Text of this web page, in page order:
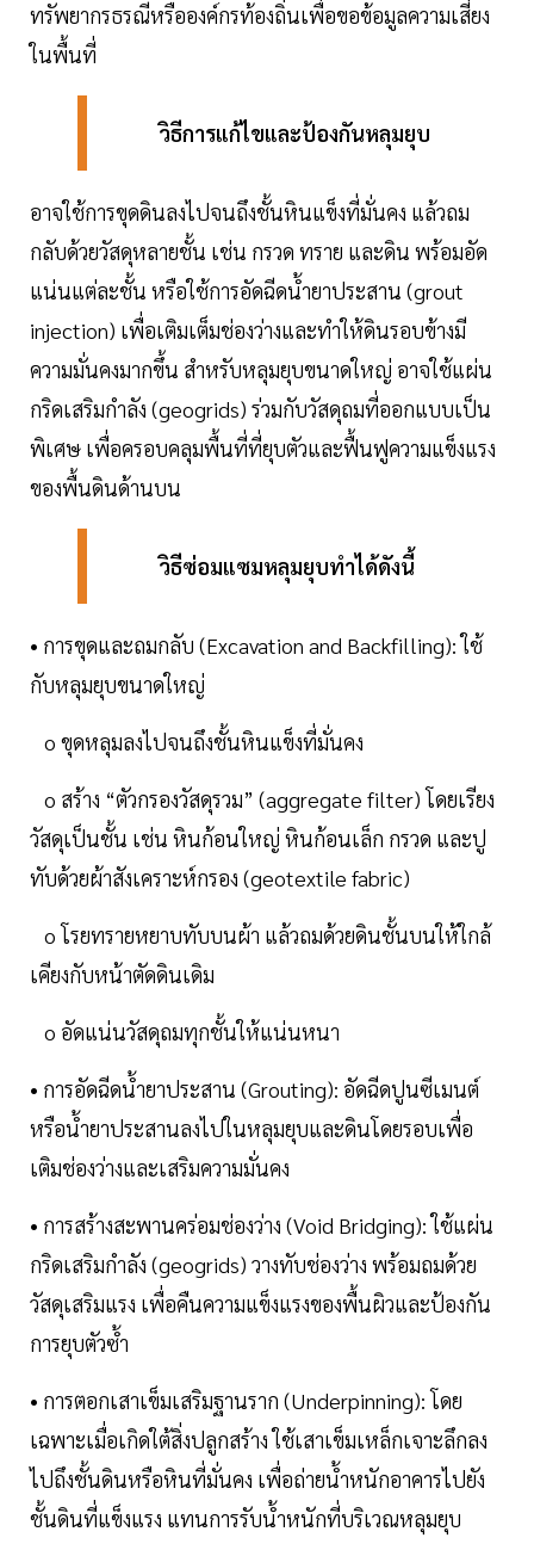
ทรัพยากรธรณีหรือองค์กรท้องถิ่นเพื่อขอข้อมูลความเสี่ยง
ในพื้นที่
วิธีการแก้ไขและป้องกันหลุมยุบ
อาจใช้การขุดดินลงไปจนถึงชั้นหินแข็งที่มั่นคง แล้วถม
กลับด้วยวัสดุหลายชั้น เช่น กรวด ทราย และดิน พร้อมอัด
แน่นแต่ละชั้น หรือใช้การอัดฉีดน้ำยาประสาน (grout
injection) เพื่อเติมเต็มช่องว่างและทำให้ดินรอบข้างมี
ความมั่นคงมากขึ้น สำหรับหลุมยุบขนาดใหญ่ อาจใช้แผ่น
กริดเสริมกำลัง (geogrids) ร่วมกับวัสดุถมที่ออกแบบเป็น
พิเศษ เพื่อครอบคลุมพื้นที่ที่ยุบตัวและฟื้นฟูความแข็งแรง
ของพื้นดินด้านบน
วิธีซ่อมแซมหลุมยุบทำได้ดังนี้
• การขุดและถมกลับ (Excavation and Backfilling): ใช้
กับหลุมยุบขนาดใหญ่
o ขุดหลุมลงไปจนถึงชั้นหินแข็งที่มั่นคง
o สร้าง “ตัวกรองวัสดุรวม” (aggregate filter) โดยเรียง
วัสดุเป็นชั้น เช่น หินก้อนใหญ่ หินก้อนเล็ก กรวด และปู
ทับด้วยผ้าสังเคราะห์กรอง (geotextile fabric)
o โรยทรายหยาบทับบนผ้า แล้วถมด้วยดินชั้นบนให้ใกล้
เคียงกับหน้าตัดดินเดิม
o อัดแน่นวัสดุถมทุกชั้นให้แน่นหนา
• การอัดฉีดน้ำยาประสาน (Grouting): อัดฉีดปูนซีเมนต์
หรือน้ำยาประสานลงไปในหลุมยุบและดินโดยรอบเพื่อ
เติมช่องว่างและเสริมความมั่นคง
• การสร้างสะพานคร่อมช่องว่าง (Void Bridging): ใช้แผ่น
กริดเสริมกำลัง (geogrids) วางทับช่องว่าง พร้อมถมด้วย
วัสดุเสริมแรง เพื่อคืนความแข็งแรงของพื้นผิวและป้องกัน
การยุบตัวซ้ำ
• การตอกเสาเข็มเสริมฐานราก (Underpinning): โดย
เฉพาะเมื่อเกิดใต้สิ่งปลูกสร้าง ใช้เสาเข็มเหล็กเจาะลึกลง
ไปถึงชั้นดินหรือหินที่มั่นคง เพื่อถ่ายน้ำหนักอาคารไปยัง
ชั้นดินที่แข็งแรง แทนการรับน้ำหนักที่บริเวณหลุมยุบ